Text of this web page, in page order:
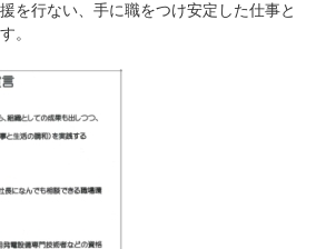
を行ない、手に職をつけ安定した仕事と
。